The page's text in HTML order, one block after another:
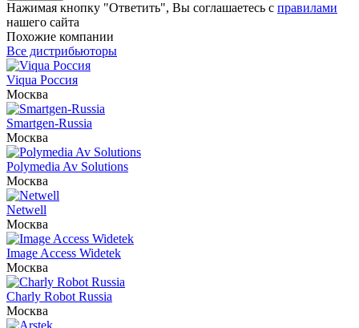
Нажимая кнопку "Ответить", Вы соглашаетесь с правилами
нашего сайта
Похожие компании
Все дистрибьюторы
Viqua Россия
Москва
Smartgen-Russia
Москва
Polymedia Av Solutions
Москва
Netwell
Москва
Image Access Widetek
Москва
Charly Robot Russia
Москва